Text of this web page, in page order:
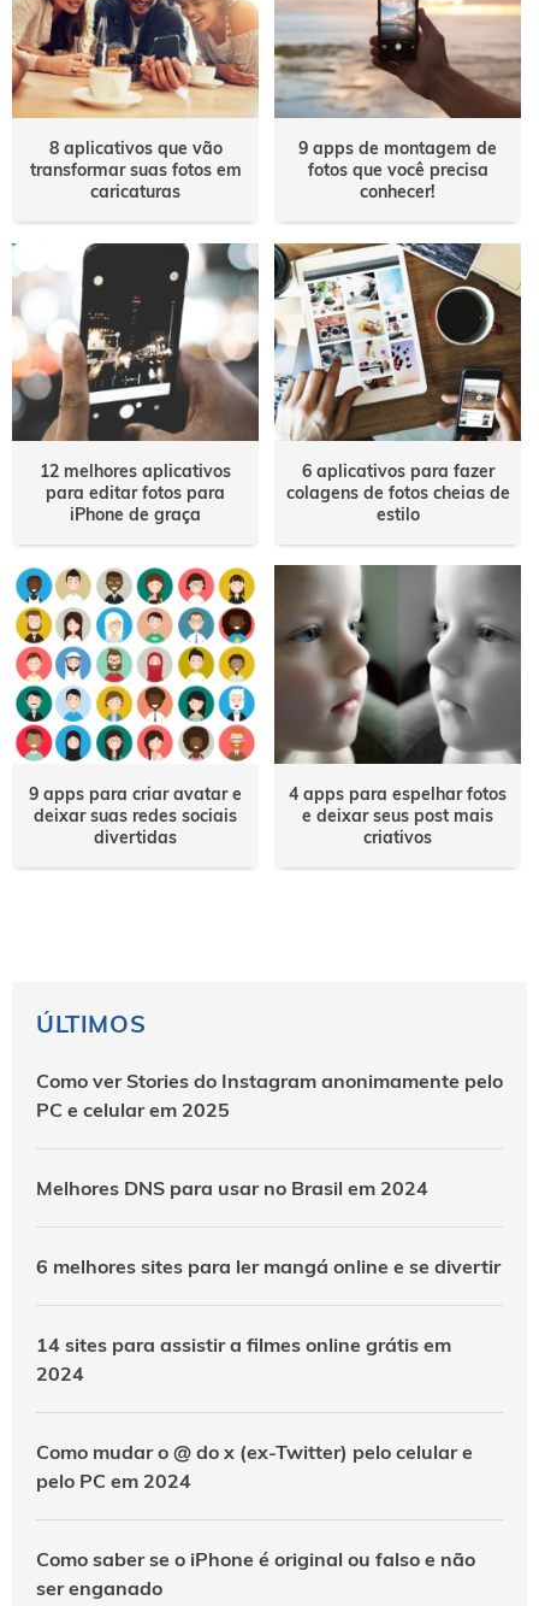
8 aplicativos que vão
transformar suas fotos em
caricaturas
9 apps de montagem de
fotos que você precisa
conhecer!
12 melhores aplicativos
para editar fotos para
iPhone de graça
6 aplicativos para fazer
colagens de fotos cheias de
estilo
9 apps para criar avatar e
deixar suas redes sociais
divertidas
4 apps para espelhar fotos
e deixar seus post mais
criativos
ÚLTIMOS
Como ver Stories do Instagram anonimamente pelo
PC e celular em 2025
Melhores DNS para usar no Brasil em 2024
6 melhores sites para ler mangá online e se divertir
14 sites para assistir a filmes online grátis em
2024
Como mudar o @ do x (ex-Twitter) pelo celular e
pelo PC em 2024
Como saber se o iPhone é original ou falso e não
ser enganado